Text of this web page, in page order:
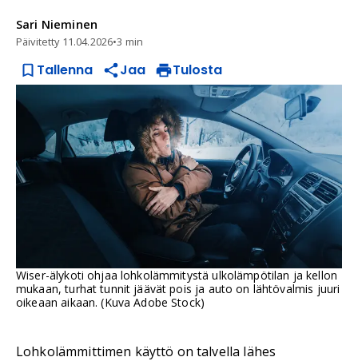
Sari Nieminen
Päivitetty 11.04.2026•3 min
Tallenna Jaa Tulosta
Wiser-älykoti ohjaa lohkolämmitystä ulkolämpötilan ja kellon
mukaan, turhat tunnit jäävät pois ja auto on lähtövalmis juuri
oikeaan aikaan. (Kuva Adobe Stock)
Lohkolämmittimen käyttö on talvella lähes